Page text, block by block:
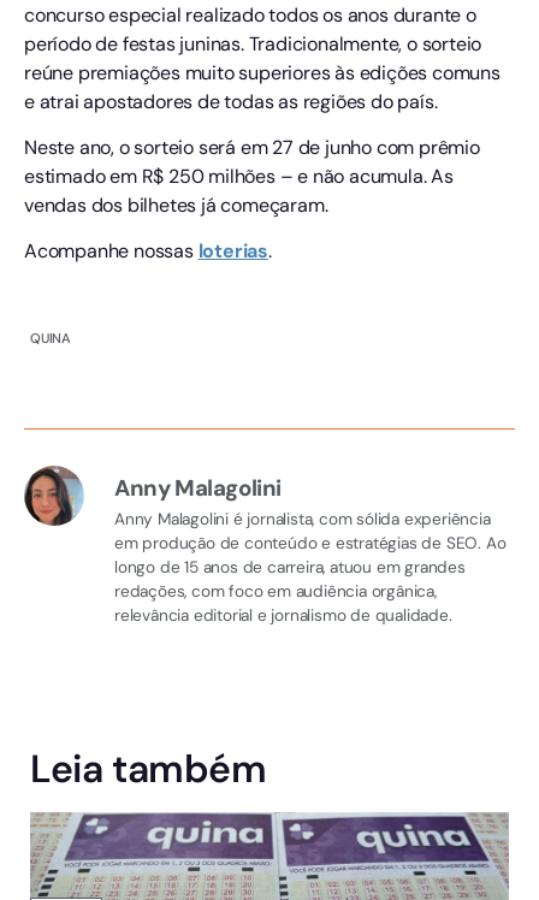
concurso especial realizado todos os anos durante o
período de festas juninas. Tradicionalmente, o sorteio
reúne premiações muito superiores às edições comuns
e atrai apostadores de todas as regiões do país.
Neste ano, o sorteio será em 27 de junho com prêmio
estimado em R$ 250 milhões – e não acumula. As
vendas dos bilhetes já começaram.
Acompanhe nossas loterias.
QUINA
Anny Malagolini
Anny Malagolini é jornalista, com sólida experiência
em produção de conteúdo e estratégias de SEO. Ao
longo de 15 anos de carreira, atuou em grandes
redações, com foco em audiência orgânica,
relevância editorial e jornalismo de qualidade.
Leia também